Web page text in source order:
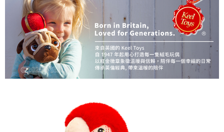
每筆NT$280